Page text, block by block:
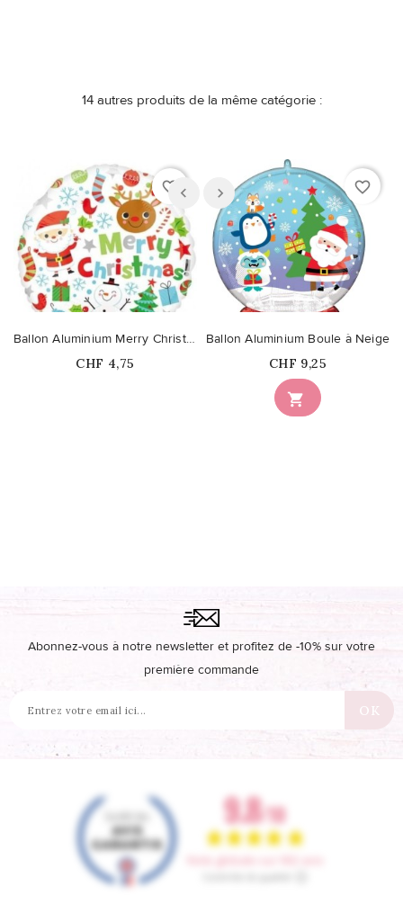
14 autres produits de la même catégorie :
favorite_border
Ballon Aluminium Merry Christmas Icônes
Prix
CHF 4,75
favorite_border

Ballon Aluminium Boule à Neige
Prix
CHF 9,25
Abonnez-vous à notre newsletter et profitez de -10% sur votre
première commande